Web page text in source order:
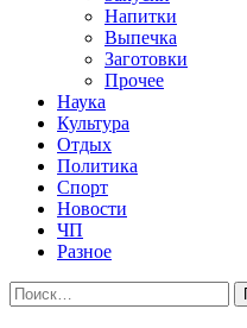
Напитки
Выпечка
Заготовки
Прочее
Наука
Культура
Отдых
Политика
Спорт
Новости
ЧП
Разное
Найти: